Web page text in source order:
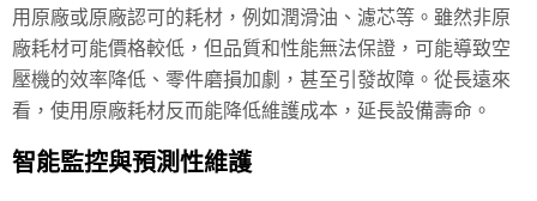
用原廠或原廠認可的耗材，例如潤滑油、濾芯等。雖然非原
廠耗材可能價格較低，但品質和性能無法保證，可能導致空
壓機的效率降低、零件磨損加劇，甚至引發故障。從長遠來
看，使用原廠耗材反而能降低維護成本，延長設備壽命。
智能監控與預測性維護